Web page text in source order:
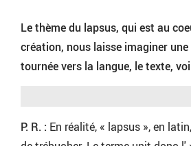
Le thème du lapsus, qui est au
création, nous laisse imaginer
tournée vers la langue, le texte,
P. R. : En réalité, « lapsus », en